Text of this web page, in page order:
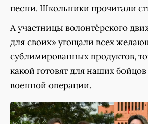
песни. Школьники прочитали
А участницы волонтёрского
для своих» угощали всех
сублимированных продуктов,
какой готовят для наших
военной операции.